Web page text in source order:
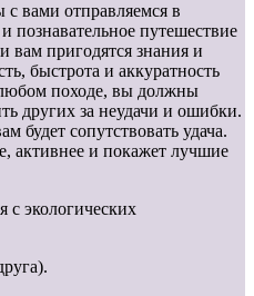
вами отправляемся в
познавательное путешествие
вам пригодятся знания и
быстрота и аккуратность
походе, вы должны
других за неудачи и ошибки.
будет сопутствовать удача.
активнее и покажет лучшие
с экологических